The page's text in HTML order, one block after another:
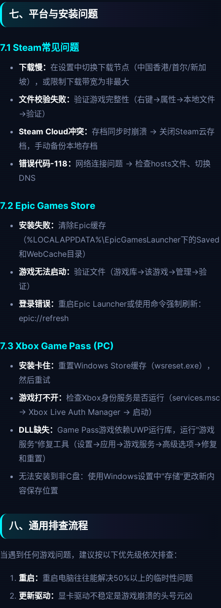
七、平台与安装问题
7.1 Steam常见问题
下载慢： 在设置中切换下载节点（中国香港/首尔/新加
坡），或限制下载带宽为非最大
文件校验失败： 验证游戏完整性（右键→属性→本地文件
→验证）
Steam Cloud冲突： 存档同步时崩溃 → 关闭Steam云存
档，手动备份本地存档
错误代码-118： 网络连接问题 → 检查hosts文件、切换
DNS
7.2 Epic Games Store
安装失败： 清除Epic缓存
（%LOCALAPPDATA%\EpicGamesLauncher下的Saved
和WebCache目录）
游戏无法启动： 验证文件（游戏库→该游戏→管理→验
证）
登录错误： 重启Epic Launcher或使用命令强制刷新：
epic://refresh
7.3 Xbox Game Pass (PC)
安装卡住： 重置Windows Store缓存（wsreset.exe），
然后重试
游戏打不开： 检查Xbox身份服务是否运行（services.msc
→ Xbox Live Auth Manager → 启动）
DLL缺失： Game Pass游戏依赖UWP运行库，运行"游戏
服务"修复工具（设置→应用→游戏服务→高级选项→修复
和重置）
无法安装到非C盘：使用Windows设置中"存储"更改新内
容保存位置
八、通用排查流程
当遇到任何游戏问题，建议按以下优先级依次排查：
重启： 重启电脑往往能解决50%以上的临时性问题
更新驱动： 显卡驱动不稳定是游戏崩溃的头号元凶